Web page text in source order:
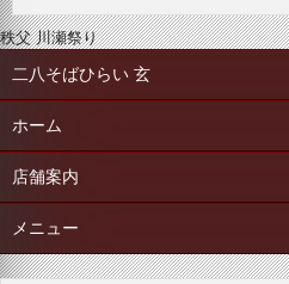
投
稿
ナ
ビ
ゲ
ー
シ
ョ
秩父 川瀬祭り
二八そばひらい 玄
ホーム
店舗案内
メニュー